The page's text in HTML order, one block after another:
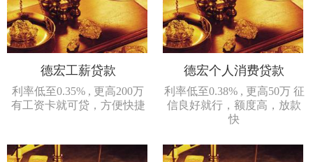
德宏工薪贷款
利率低至0.35% , 更高200万
有工资卡就可贷，方便快捷
德宏个人消费贷款
利率低至0.38% , 更高50万 征
信良好就行，额度高，放款
快